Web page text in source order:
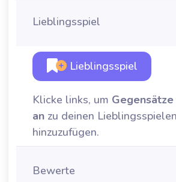
Lieblingsspiel
Lieblingsspiel
Klicke links, um
an zu deinen Lieblingsspielen
hinzuzufügen.
Bewerte